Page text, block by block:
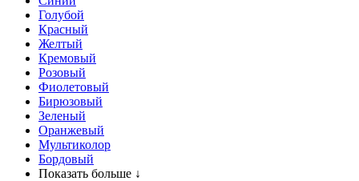
Голубой
Красный
Желтый
Кремовый
Розовый
Фиолетовый
Бирюзовый
Зеленый
Оранжевый
Мультиколор
Бордовый
Показать больше ↓